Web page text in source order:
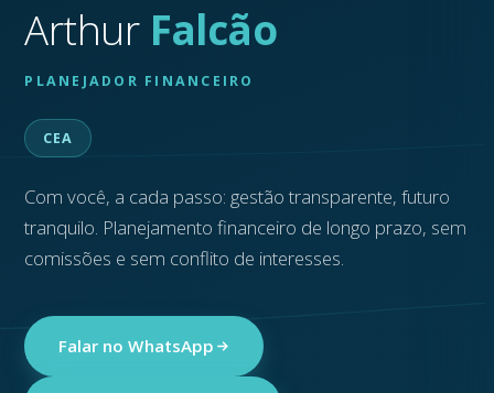
Arthur Falcão
PLANEJADOR FINANCEIRO
CEA
Com você, a cada passo: gestão transparente, futuro
tranquilo. Planejamento financeiro de longo prazo, sem
comissões e sem conflito de interesses.
Falar no WhatsApp